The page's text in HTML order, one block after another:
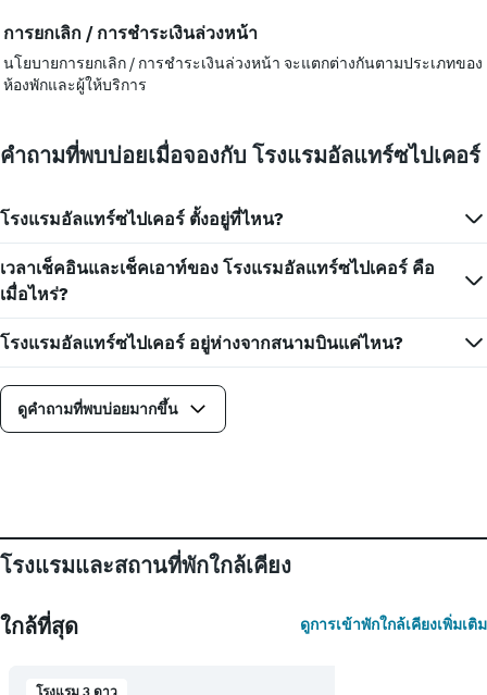
การยกเลิก / การชำระเงินล่วงหน้า
นโยบายการยกเลิก / การชำระเงินล่วงหน้า จะแตกต่างกันตามประเภทของ
ห้องพักและผู้ให้บริการ
คำถามที่พบบ่อยเมื่อจองกับ โรงแรมอัลแทร์ซไปเคอร์
โรงแรมอัลแทร์ซไปเคอร์ ตั้งอยู่ที่ไหน?
เวลาเช็คอินและเช็คเอาท์ของ โรงแรมอัลแทร์ซไปเคอร์ คือ
เมื่อไหร่?
โรงแรมอัลแทร์ซไปเคอร์ อยู่ห่างจากสนามบินแค่ไหน?
ดูคำถามที่พบบ่อยมากขึ้น
โรงแรมและสถานที่พักใกล้เคียง
ใกล้ที่สุด ดูการเข้าพักใกล้เคียงเพิ่มเติม
โรงแรม 3 ดาว